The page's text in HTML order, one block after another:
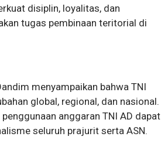
disiplin, loyalitas, dan
tugas pembinaan teritorial di
menyampaikan bahwa TNI
global, regional, dan nasional.
anggaran TNI AD dapat
seluruh prajurit serta ASN.